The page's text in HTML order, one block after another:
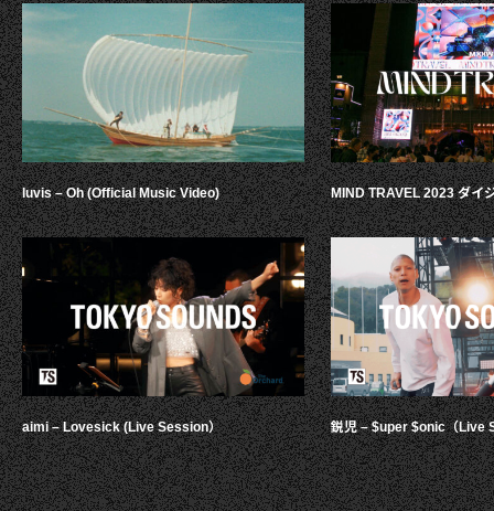
luvis – Oh (Official Music Video)
aimi – Lovesick (Live Session）
MIND TRAVEL 2023 ダイ
鋭児 – $uper $onic（Live